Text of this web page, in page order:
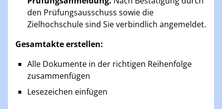
den Prüfungsausschuss sowie die
Zielhochschule sind Sie verbindlich angemeldet.
Gesamtakte erstellen:
Alle Dokumente in der richtigen Reihenfolge
zusammenfügen
Lesezeichen einfügen